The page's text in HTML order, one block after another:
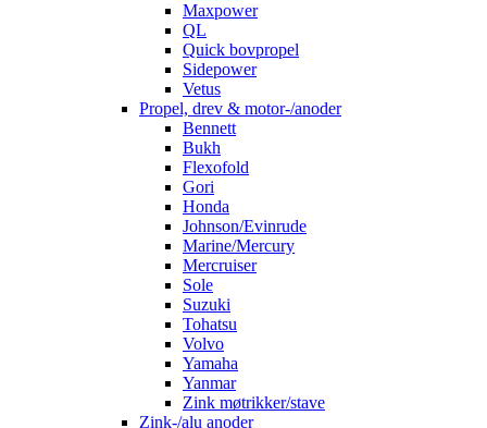
Maxpower
QL
Quick bovpropel
Sidepower
Vetus
Propel, drev & motor-/anoder
Bennett
Bukh
Flexofold
Gori
Honda
Johnson/Evinrude
Marine/Mercury
Mercruiser
Sole
Suzuki
Tohatsu
Volvo
Yamaha
Yanmar
Zink møtrikker/stave
Zink-/alu anoder